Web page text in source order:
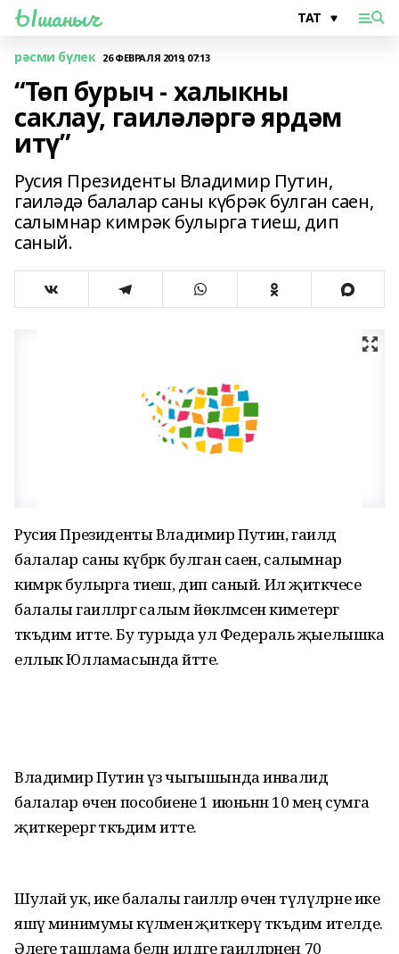
Ышаныч
рәсми бүлек 26 ФЕВРАЛЯ 2019, 07:13
“Төп бурыч - халыкны
саклау, гаиләләргә ярдәм
итү”
Русия Президенты Владимир Путин,
гаиләдә балалар саны күбрәк булган саен,
салымнар кимрәк булырга тиеш, дип
саный.
Русия Президенты Владимир Путин, гаиләдә
балалар саны күбрәк булган саен, салымнар
кимрәк булырга тиеш, дип саный. Ил җитәкчесе
балалы гаиләләргә салым йөкләмәсен киметергә
тәкъдим итте. Бу турыда ул Федераль җыелышка
еллык Юлламасында әйтте.
Владимир Путин үз чыгышында инвалид
балалар өчен пособиене 1 июньнән 10 мең сумга
җиткерергә тәкъдим итте.
Шулай ук, ике балалы гаиләләр өчен түләүләрне ике
яшәү минимумы күләменә җиткерү тәкъдим ителде.
Әлеге ташлама белән илдәге гаиләләрнең 70